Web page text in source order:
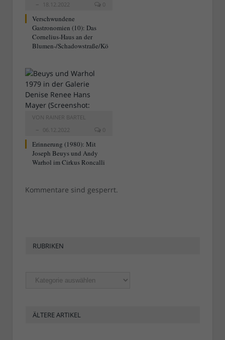
18.12.2022
0
Verschwundene
Gastronomien (10): Das
Cornelius-Haus an der
Blumen-/Schadowstraße/Kö
VON RAINER BARTEL
06.12.2022
0
Erinnerung (1980): Mit
Joseph Beuys und Andy
Warhol im Cirkus Roncalli
Kommentare sind gesperrt.
RUBRIKEN
Rubriken
ÄLTERE ARTIKEL